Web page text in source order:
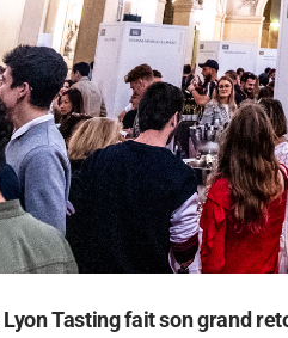
Tasting fait son grand